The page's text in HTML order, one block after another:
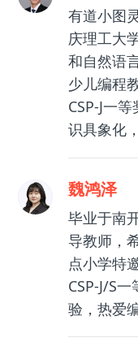
有道小图
庆理工大
和自然语
少儿编程
CSP-J一
识具象化
魏鸿泽
毕业于南
导教师，
点小学特
CSP-J/S
验，热爱